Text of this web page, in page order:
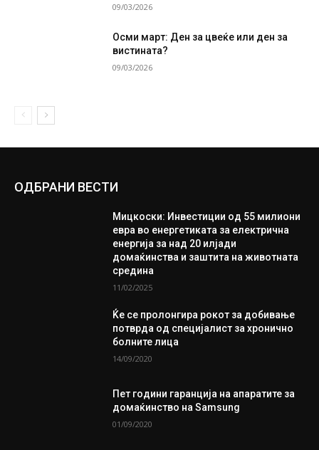
09/03/2026
Осми март: Ден за цвеќе или ден за
вистината?
09/03/2026
ОДБРАНИ ВЕСТИ
Мицкоски: Инвестиции од 55 милиони
евра во енергетиката за електрична
енергија за над 20 илјади
домаќинства и заштита на животната
средина
11/02/2025
Ќе се пролонгира рокот за добивање
потврда од специјалист за хронично
болните лица
14/09/2020
Пет години гаранција на апаратите за
домаќинство на Samsung
01/09/2020